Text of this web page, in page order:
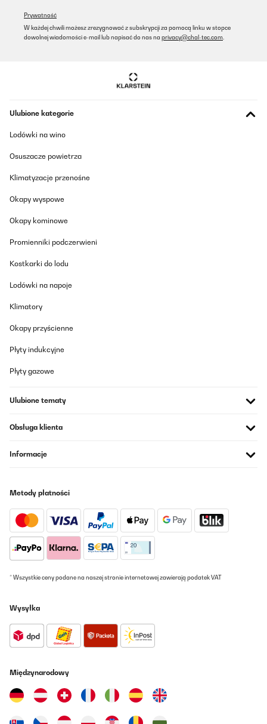
Amazon-Benutzer
Zurück geschickt falsch bestellt
Amazon-Benutzer
Tłumacz
Ich denke, dass es ein gutes Ersatzteil ist, ich hatte aber das
Amazon-Benutzer
Tłumacz
gut
Amazon-Benutzer
Tłumacz
SPRAWDZONA OPINIA
SPRAWDZONA OPINIA
02/08/2019
Für meine Maschine ist Größe
Prywatność
W każdej chwili możesz zrezygnować z subskrypcji za pomocą linku w stopce
dowolnej wiadomości e-mail lub napisać do nas na privacy@chal-tec.com
Ulubione kategorie
Lodówki na wino
Osuszacze powietrza
Klimatyzacje przenośne
Okapy wyspowe
Okapy kominowe
Promienniki podczerwieni
Kostkarki do lodu
Lodówki na napoje
Klimatory
Okapy przyścienne
Płyty indukcyjne
Płyty gazowe
Ulubione tematy
Obsługa klienta
Informacje
Metody płatności
* Wszystkie ceny podane na naszej stronie internetowej zawierają podatek VAT
Wysyłka
Międzynarodowy